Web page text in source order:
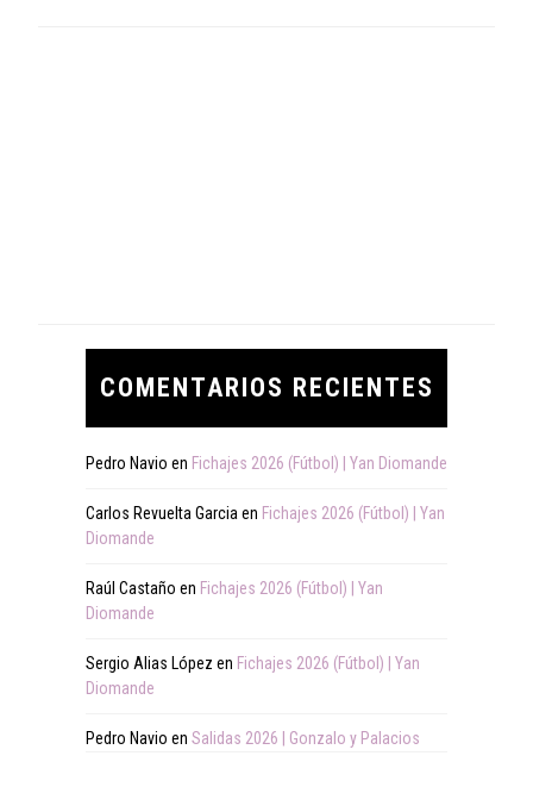
COMENTARIOS RECIENTES
Pedro Navio en Fichajes 2026 (Fútbol) | Yan Diomande
Carlos Revuelta Garcia en Fichajes 2026 (Fútbol) | Yan
Diomande
Raúl Castaño en Fichajes 2026 (Fútbol) | Yan
Diomande
Sergio Alias López en Fichajes 2026 (Fútbol) | Yan
Diomande
Pedro Navio en Salidas 2026 | Gonzalo y Palacios